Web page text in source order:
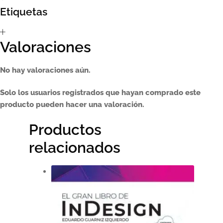
Sumate al sorteo Artcombo
Suscríbete a la newsletter de Marcombo
Suscripción
Test Formulario
Etiquetas
Valoraciones
No hay valoraciones aún.
Solo los usuarios registrados que hayan comprado este
producto pueden hacer una valoración.
Productos
relacionados